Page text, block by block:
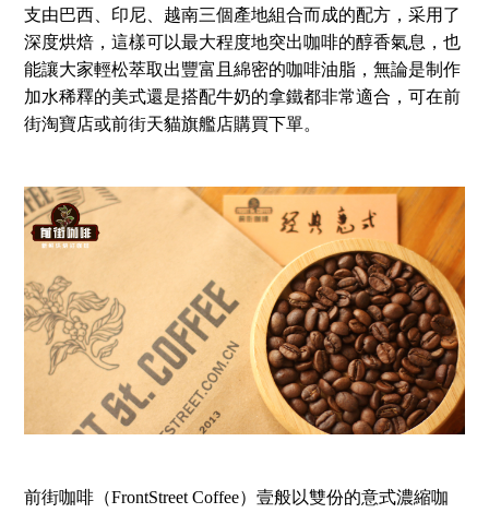
支由巴西、印尼、越南三個產地組合而成的配方，采用了
深度烘焙，這樣可以最大程度地突出咖啡的醇香氣息，也
能讓大家輕松萃取出豐富且綿密的咖啡油脂，無論是制作
加水稀釋的美式還是搭配牛奶的拿鐵都非常適合，可在前
街淘寶店或前街天貓旗艦店購買下單。
前街咖啡（FrontStreet Coffee）壹般以雙份的意式濃縮咖